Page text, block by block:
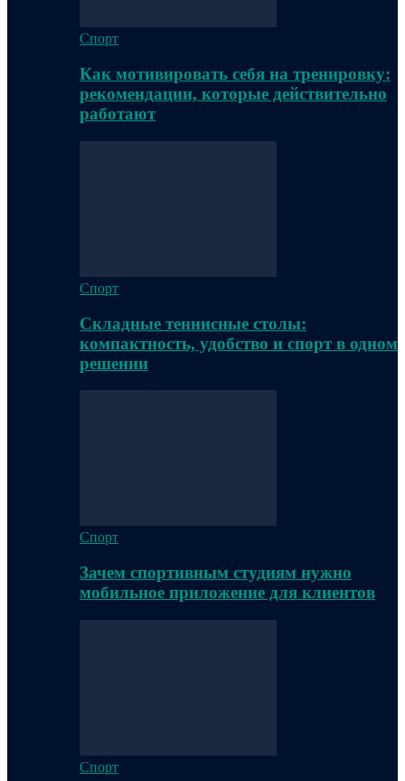
Спорт
Как мотивировать себя на тренировку:
рекомендации, которые действительно
работают
Спорт
Складные теннисные столы:
компактность, удобство и спорт в одном
решении
Спорт
Зачем спортивным студиям нужно
мобильное приложение для клиентов
Спорт